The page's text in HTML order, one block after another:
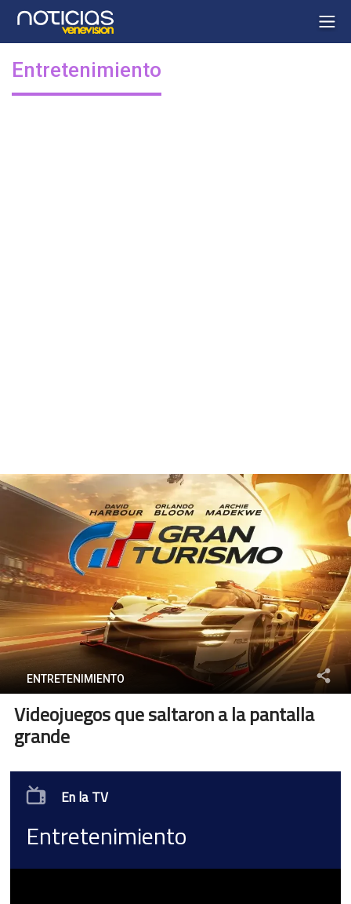
Entretenimiento
ENTRETENIMIENTO
Videojuegos que saltaron a la pantalla
grande
En la TV
Entretenimiento